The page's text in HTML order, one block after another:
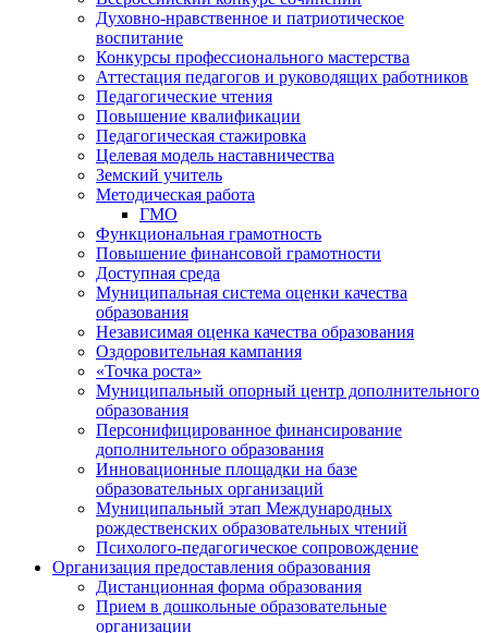
Духовно-нравственное и патриотическое
воспитание
Конкурсы профессионального мастерства
Аттестация педагогов и руководящих работников
Педагогические чтения
Повышение квалификации
Педагогическая стажировка
Целевая модель наставничества
Земский учитель
Методическая работа
ГМО
Функциональная грамотность
Повышение финансовой грамотности
Доступная среда
Муниципальная система оценки качества
образования
Независимая оценка качества образования
Оздоровительная кампания
«Точка роста»
Муниципальный опорный центр дополнительного
образования
Персонифицированное финансирование
дополнительного образования
Инновационные площадки на базе
образовательных организаций
Муниципальный этап Международных
рождественских образовательных чтений
Психолого-педагогическое сопровождение
Организация предоставления образования
Дистанционная форма образования
Прием в дошкольные образовательные
организации